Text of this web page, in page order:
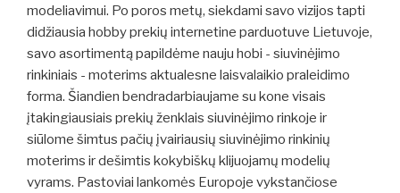
modeliavimui. Po poros metų, siekdami savo vizijos tapti
didžiausia hobby prekių internetine parduotuve Lietuvoje,
savo asortimentą papildėme nauju hobi - siuvinėjimo
rinkiniais - moterims aktualesne laisvalaikio praleidimo
forma. Šiandien bendradarbiaujame su kone visais
įtakingiausiais prekių ženklais siuvinėjimo rinkoje ir
siūlome šimtus pačių įvairiausių siuvinėjimo rinkinių
moterims ir dešimtis kokybiškų klijuojamų modelių
vyrams. Pastoviai lankomės Europoje vykstančiose